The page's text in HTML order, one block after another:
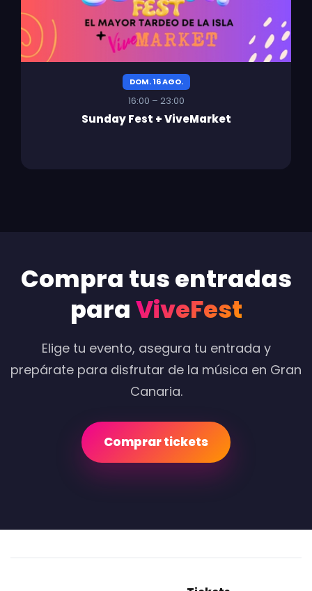
DOM. 16 AGO.
16:00 – 23:00
Sunday Fest + ViveMarket
Compra tus entradas
paraViveFest
Elige tu evento, asegura tu entrada y
prepárate para disfrutar de la música en Gran
Canaria.
Comprar tickets